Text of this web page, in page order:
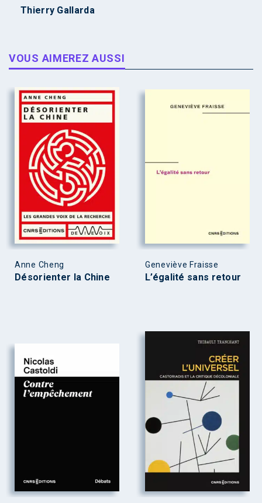
Thierry Gallarda
VOUS AIMEREZ AUSSI
Anne Cheng
Désorienter la Chine
Geneviève Fraisse
L’égalité sans retour